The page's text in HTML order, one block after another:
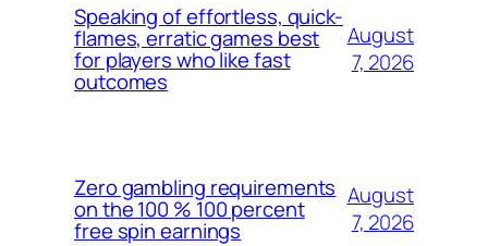
Speaking of effortless, quick-
flames, erratic games best
for players who like fast
outcomes
August
7, 2026
Zero gambling requirements
on the 100 % 100 percent
free spin earnings
August
7, 2026